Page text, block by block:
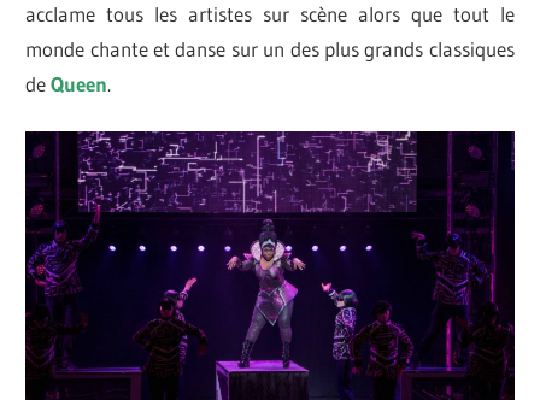
acclame tous les artistes sur scène alors que tout le
monde chante et danse sur un des plus grands classiques
deQueen.